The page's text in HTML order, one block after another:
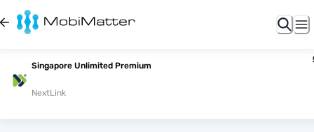
Singapore Unlimited Premium
NextLink